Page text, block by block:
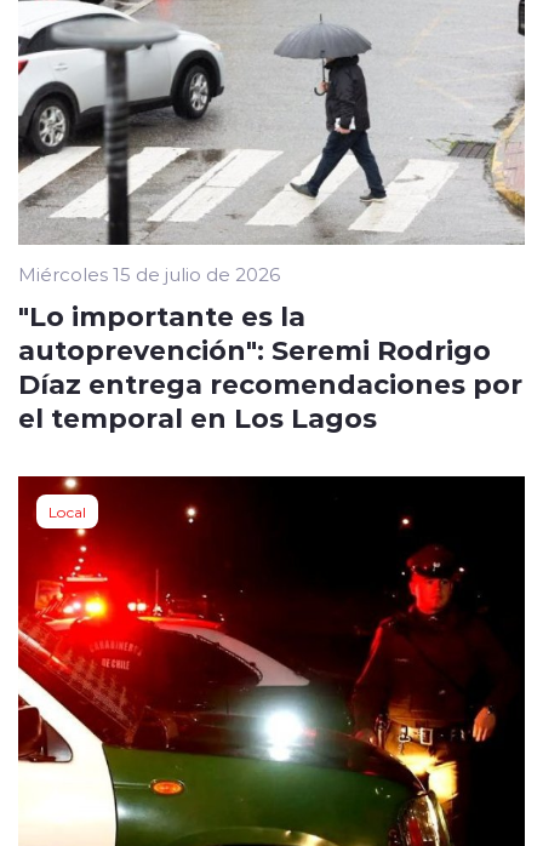
Miércoles 15 de julio de 2026
"Lo importante es la
autoprevención": Seremi Rodrigo
Díaz entrega recomendaciones por
el temporal en Los Lagos
Local